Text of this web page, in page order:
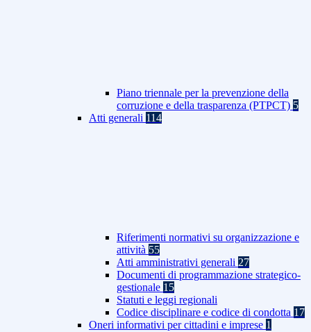
Piano triennale per la prevenzione della
corruzione e della trasparenza (PTPCT) 5
Atti generali 114
Riferimenti normativi su organizzazione e
attività 55
Atti amministrativi generali 27
Documenti di programmazione strategico-
gestionale 15
Statuti e leggi regionali
Codice disciplinare e codice di condotta 17
Oneri informativi per cittadini e imprese 1